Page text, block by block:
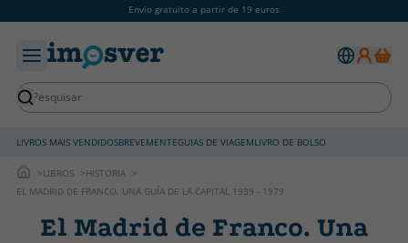
Envio gratuito a partir de 19 euros
LIVROS MAIS VENDIDOSBREVEMENTEGUIAS DE VIAGEMLIVRO DE BOLSO
LIBROS
HISTORIA
EL MADRID DE FRANCO. UNA GUÍA DE LA CAPITAL 1939 - 1979
El Madrid de Franco. Una